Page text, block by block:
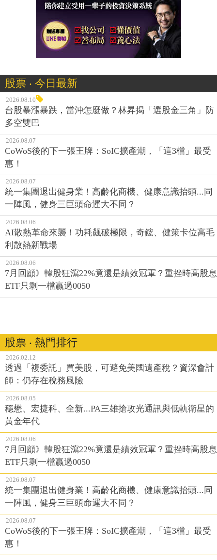
股票 ‧ 今日最新
2026.08.10
台股暴漲暴跌，當沖怎麼做？林昇揭「選股金三角」防
多空雙巴
2026.08.07
CoWoS後的下一張王牌：SoIC擴產潮，「這3檔」最受
惠！
2026.08.07
統一集團退出健身業！高齡化商機、健康意識抬頭...同
一陣風，健身三巨頭命運大不同？
2026.08.06
AI散熱革命來襲！功耗飆破極限，奇鋐、健策卡位高毛
利散熱新戰場
2026.08.06
7月回顧》韓股狂瀉22%竟還是績效冠軍？重挫時高股息
ETF只剩一檔贏過0050
股票 ‧ 熱門排行
2026.02.12
透過「複委託」買美股，可避免美國遺產稅？資深會計
師：仍存在稅務風險
2026.08.05
穩懋、宏捷科、全新...PA三雄搶攻光通訊與低軌衛星的
黃金年代
2026.08.06
7月回顧》韓股狂瀉22%竟還是績效冠軍？重挫時高股息
ETF只剩一檔贏過0050
2026.08.07
統一集團退出健身業！高齡化商機、健康意識抬頭...同
一陣風，健身三巨頭命運大不同？
2026.08.07
CoWoS後的下一張王牌：SoIC擴產潮，「這3檔」最受
惠！